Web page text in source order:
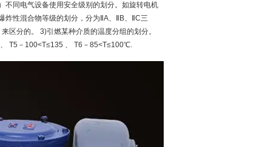
不同电气设备使用安全级别的划分。如旋转电机
性混合物等级的划分，分为ⅡA、ⅡB、ⅡC三
区分的。 3)引燃某种介质的温度分组的划分。
T5－100<T≤135 、 T6－85<T≤100℃.